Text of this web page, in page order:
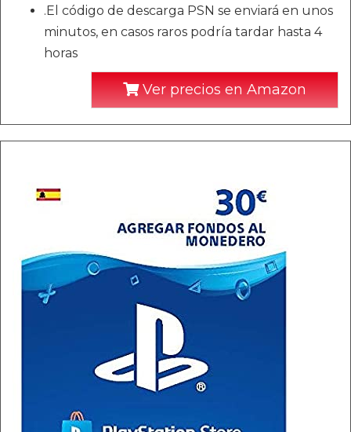
.El código de descarga PSN se enviará en unos
minutos, en casos raros podría tardar hasta 4
horas
Ver precios en Amazon